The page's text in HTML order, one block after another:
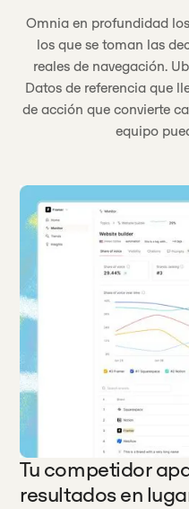
Omnia en profundidad
los que se toman las
reales de navegación.
Datos de referencia que
de acción que convierte
equipo
Tu competidor
resultados en